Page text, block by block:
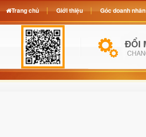
Trang chủ Giới thiệu Góc doanh nhân